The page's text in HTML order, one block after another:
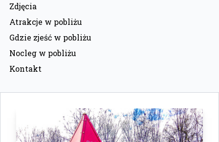
Zdjęcia
Atrakcje w pobliżu
Gdzie zjeść w pobliżu
Nocleg w pobliżu
Kontakt